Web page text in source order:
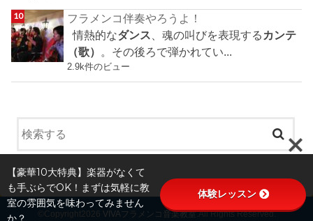
フラメンコ伴奏やろうよ！
情熱的なダンス 、魂の叫びを表現する カンテ
（歌） 。その後ろで弾かれてい...
2.9k件のビュー
©Copyright2026 VIVAフラメンコ音楽教室.All Rights Reserved.
【豪華10大特典】楽器がなくて
も手ぶらでOK！まずは気軽に教
室の雰囲気を味わってみません
か？
体験レッスン